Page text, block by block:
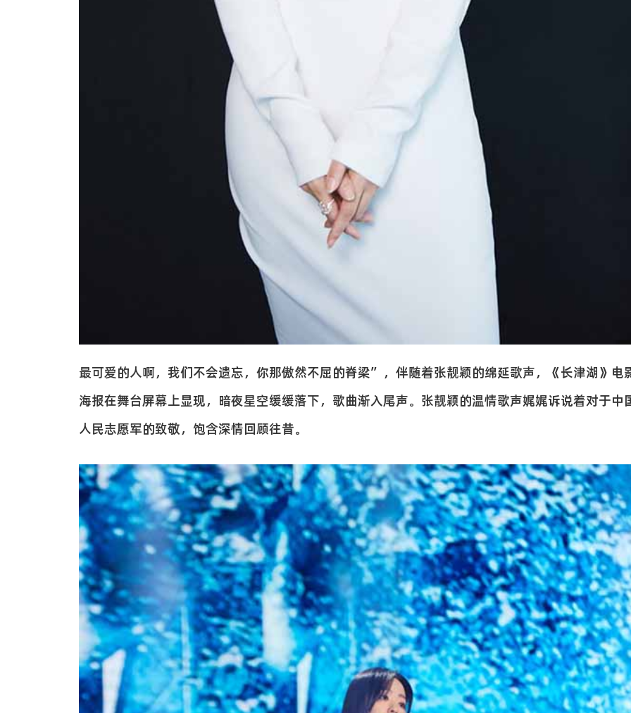
最可爱的人啊，我们不会遗忘，你那傲然不屈的脊梁”，伴随着张靓颖的绵延歌声，《长津湖》电
海报在舞台屏幕上显现，暗夜星空缓缓落下，歌曲渐入尾声。张靓颖的温情歌声娓娓诉说着对于中
人民志愿军的致敬，饱含深情回顾往昔。